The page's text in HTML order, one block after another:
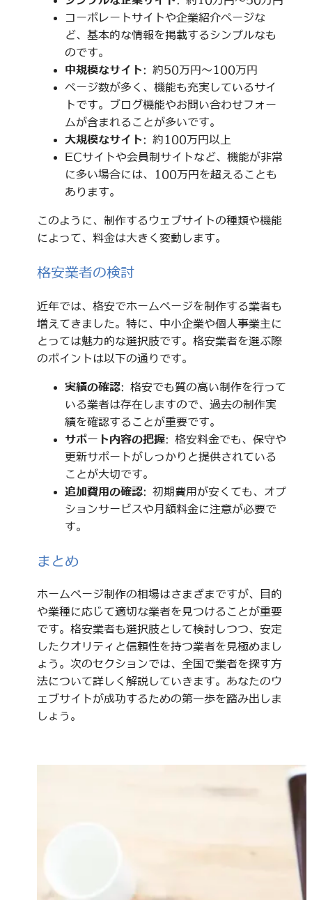
コーポレートサイトや企業紹介ページな
ど、基本的な情報を掲載するシンプルなも
のです。
中規模なサイト: 約50万円～100万円
ページ数が多く、機能も充実しているサイ
トです。ブログ機能やお問い合わせフォー
ムが含まれることが多いです。
大規模なサイト: 約100万円以上
ECサイトや会員制サイトなど、機能が非常
に多い場合には、100万円を超えることも
あります。
このように、制作するウェブサイトの種類や機能
によって、料金は大きく変動します。
格安業者の検討
近年では、格安でホームページを制作する業者も
増えてきました。特に、中小企業や個人事業主に
とっては魅力的な選択肢です。格安業者を選ぶ際
のポイントは以下の通りです。
実績の確認: 格安でも質の高い制作を行って
いる業者は存在しますので、過去の制作実
績を確認することが重要です。
サポート内容の把握: 格安料金でも、保守や
更新サポートがしっかりと提供されている
ことが大切です。
追加費用の確認: 初期費用が安くても、オプ
ションサービスや月額料金に注意が必要で
す。
まとめ
ホームページ制作の相場はさまざまですが、目的
や業種に応じて適切な業者を見つけることが重要
です。格安業者も選択肢として検討しつつ、安定
したクオリティと信頼性を持つ業者を見極めまし
ょう。次のセクションでは、全国で業者を探す方
法について詳しく解説していきます。あなたのウ
ェブサイトが成功するための第一歩を踏み出しま
しょう。